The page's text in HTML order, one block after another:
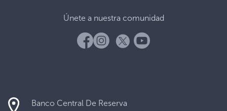
Banco Central De Reserva
Únete a nuestra comunidad